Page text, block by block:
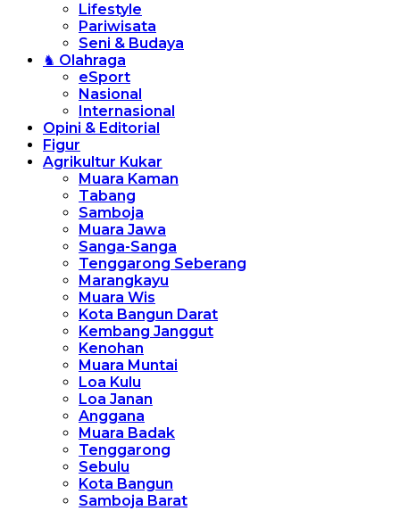
Lifestyle
Pariwisata
Seni & Budaya
♞ Olahraga
eSport
Nasional
Internasional
Opini & Editorial
Figur
Agrikultur Kukar
Muara Kaman
Tabang
Samboja
Muara Jawa
Sanga-Sanga
Tenggarong Seberang
Marangkayu
Muara Wis
Kota Bangun Darat
Kembang Janggut
Kenohan
Muara Muntai
Loa Kulu
Loa Janan
Anggana
Muara Badak
Tenggarong
Sebulu
Kota Bangun
Samboja Barat